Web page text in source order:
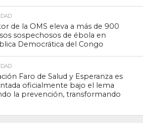
de la OMS eleva a más de 900
sospechosos de ébola en
Democrática del Congo
Faro de Salud y Esperanza es
oficialmente bajo el lema
la prevención, transformando